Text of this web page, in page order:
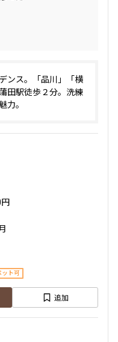
ンス。「品川」「横
田駅徒歩２分。洗練
力。
ット可
追加